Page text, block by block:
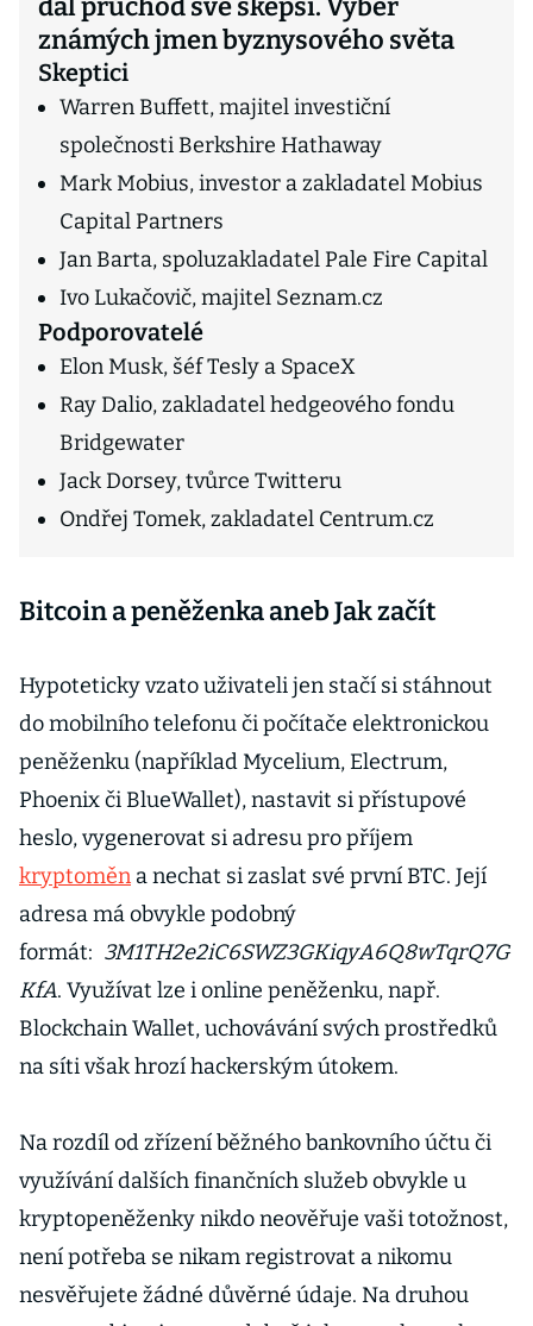
dal průchod své skepsi. Výběr
známých jmen byznysového světa
Skeptici
Warren Buffett, majitel investiční
společnosti Berkshire Hathaway
Mark Mobius, investor a zakladatel Mobius
Capital Partners
Jan Barta, spoluzakladatel Pale Fire Capital
Ivo Lukačovič, majitel Seznam.cz
Podporovatelé
Elon Musk, šéf Tesly a SpaceX
Ray Dalio, zakladatel hedgeového fondu
Bridgewater
Jack Dorsey, tvůrce Twitteru
Ondřej Tomek, zakladatel Centrum.cz
Bitcoin a peněženka aneb Jak začít
Hypoteticky vzato uživateli jen stačí si stáhnout
do mobilního telefonu či počítače elektronickou
peněženku (například Mycelium, Electrum,
Phoenix či BlueWallet), nastavit si přístupové
heslo, vygenerovat si adresu pro příjem
kryptoměn a nechat si zaslat své první BTC. Její
adresa má obvykle podobný
formát: 3M1TH2e2iC6SWZ3GKiqyA6Q8wTqrQ7G
KfA. Využívat lze i online peněženku, např.
Blockchain Wallet, uchovávání svých prostředků
na síti však hrozí hackerským útokem.
Na rozdíl od zřízení běžného bankovního účtu či
využívání dalších finančních služeb obvykle u
kryptopeněženky nikdo neověřuje vaši totožnost,
není potřeba se nikam registrovat a nikomu
nesvěřujete žádné důvěrné údaje. Na druhou